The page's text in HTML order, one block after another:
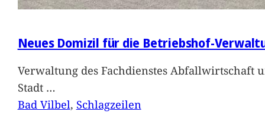
Neues Domizil für die Betriebshof-
Verwaltung des Fachdienstes Abfallwirtschaft
Stadt …
Bad Vilbel, Schlagzeilen